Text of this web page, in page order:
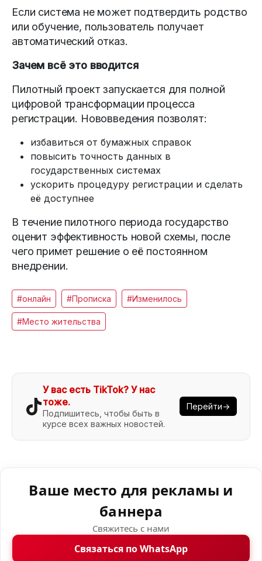
Если система не может подтвердить родство
или обучение, пользователь получает
автоматический отказ.
Зачем всё это вводится
Пилотный проект запускается для полной
цифровой трансформации процесса
регистрации. Нововведения позволят:
избавиться от бумажных справок
повысить точность данных в
государственных системах
ускорить процедуру регистрации и сделать
её доступнее
В течение пилотного периода государство
оценит эффективность новой схемы, после
чего примет решение о её постоянном
внедрении.
#онлайн #Прописка #Изменилось
#Место жительства
У вас есть TikTok? У нас
тоже.
Подпишитесь, чтобы быть в
курсе всех важных новостей.
Перейти→
Ваше место для рекламы и
баннера
Свяжитесь с нами
Связаться по WhatsApp